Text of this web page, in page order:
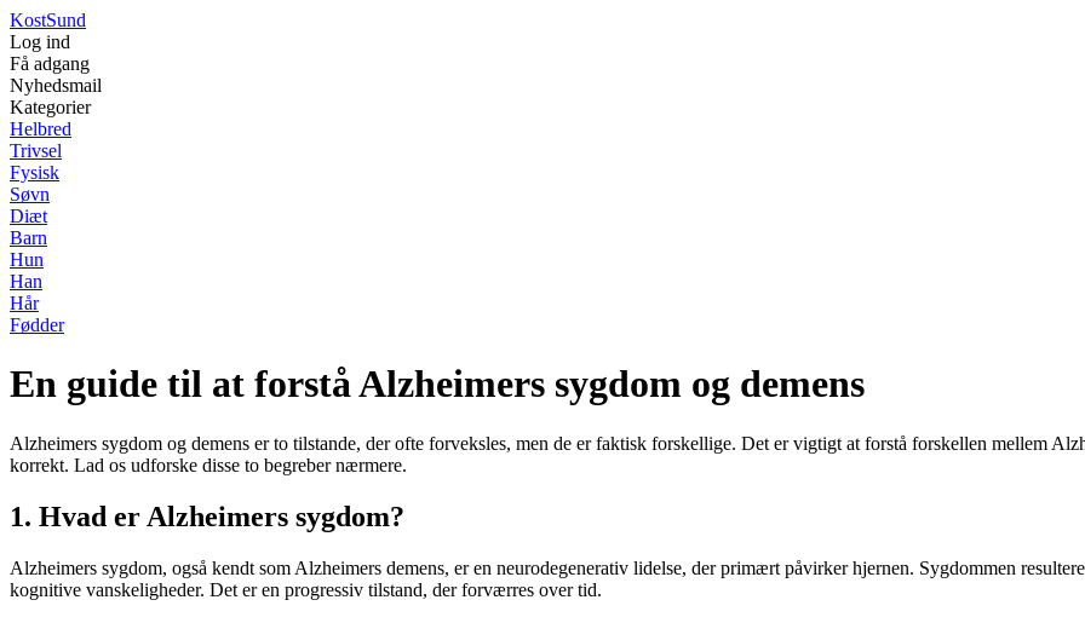
KostSund
Log ind
Få adgang
Nyhedsmail
Kategorier
Helbred
Trivsel
Fysisk
Søvn
Diæt
Barn
Hun
Han
Hår
Fødder
En guide til at forstå Alzheimers sygdom og demens
Alzheimers sygdom og demens er to tilstande, der ofte forveksles, men de er faktisk forskellige. Det er vigtigt at forstå forskellen mellem
korrekt. Lad os udforske disse to begreber nærmere.
1. Hvad er Alzheimers sygdom?
Alzheimers sygdom, også kendt som Alzheimers demens, er en neurodegenerativ lidelse, der primært påvirker hjernen. Sygdommen
kognitive vanskeligheder. Det er en progressiv tilstand, der forværres over tid.